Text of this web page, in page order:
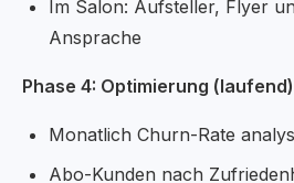
Im Salon: Aufsteller, Flyer
Ansprache
Phase 4: Optimierung (laufend)
Monatlich Churn-Rate
Abo-Kunden nach